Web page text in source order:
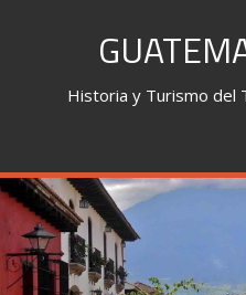
Historia y Turismo del